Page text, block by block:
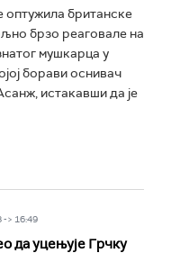
оптужила британске
брзо реаговале на
мушкарца у
борави оснивач
истакавши да је
> 16:49
да уцењује Грчку